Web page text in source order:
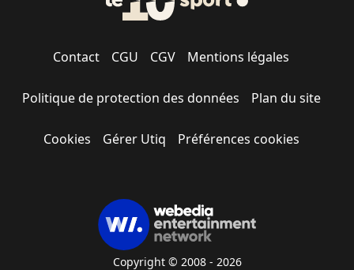
Contact CGU CGV Mentions légales
Politique de protection des données Plan du site
Cookies Gérer Utiq Préférences cookies
Copyright © 2008 - 2026